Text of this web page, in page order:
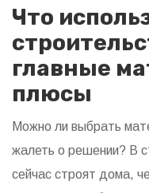
Что
главные
плюсы
Можно ли выбрать
жалеть о решении? В
сейчас строят дома,